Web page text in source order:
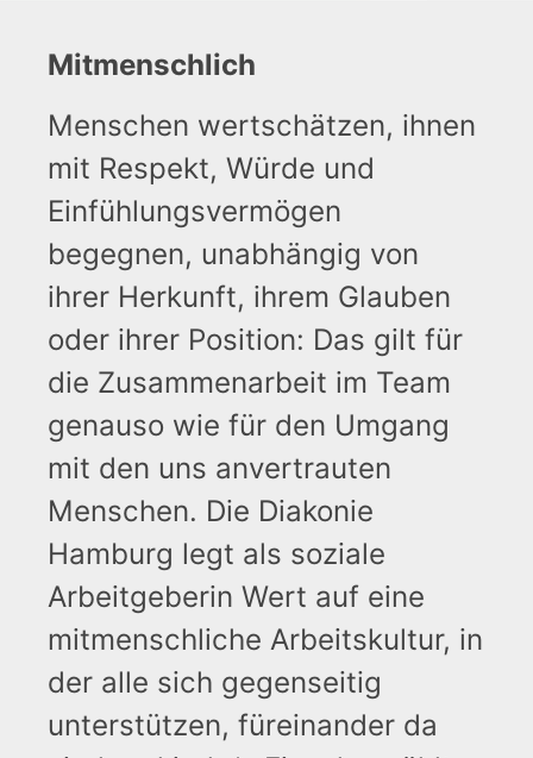
Mitmenschlich
Menschen wertschätzen, ihnen
mit Respekt, Würde und
Einfühlungsvermögen
begegnen, unabhängig von
ihrer Herkunft, ihrem Glauben
oder ihrer Position: Das gilt für
die Zusammenarbeit im Team
genauso wie für den Umgang
mit den uns anvertrauten
Menschen. Die Diakonie
Hamburg legt als soziale
Arbeitgeberin Wert auf eine
mitmenschliche Arbeitskultur, in
der alle sich gegenseitig
unterstützen, füreinander da